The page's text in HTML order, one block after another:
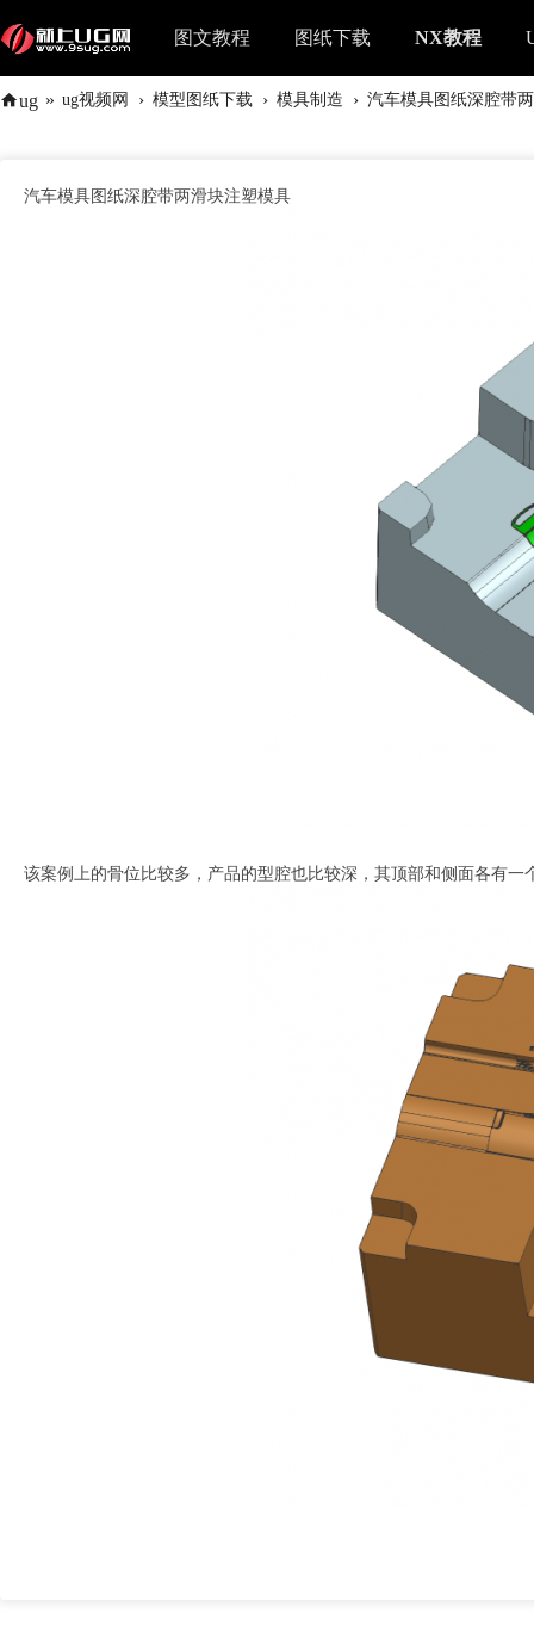
图文教程 图纸下载 NX教程
ug » ug视频网 › 模型图纸下载 › 模具制造 › 汽车模具图纸深腔带
汽车模具图纸深腔带两滑块注塑模具
该案例上的骨位比较多，产品的型腔也比较深，其顶部和侧面各有一